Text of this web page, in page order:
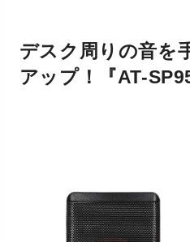
デスク周りの音を
アップ！『AT-SP95